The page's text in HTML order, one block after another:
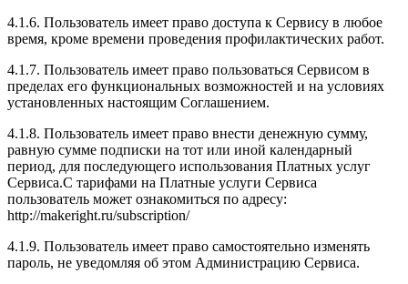
4.1.6. Пользователь имеет право доступа к Сервису в любое
время, кроме времени проведения профилактических работ.
4.1.7. Пользователь имеет право пользоваться Сервисом в
пределах его функциональных возможностей и на условиях
установленных настоящим Соглашением.
4.1.8. Пользователь имеет право внести денежную сумму,
равную сумме подписки на тот или иной календарный
период, для последующего использования Платных услуг
Сервиса.С тарифами на Платные услуги Сервиса
пользователь может ознакомиться по адресу:
http://makeright.ru/subscription/
4.1.9. Пользователь имеет право самостоятельно изменять
пароль, не уведомляя об этом Администрацию Сервиса.